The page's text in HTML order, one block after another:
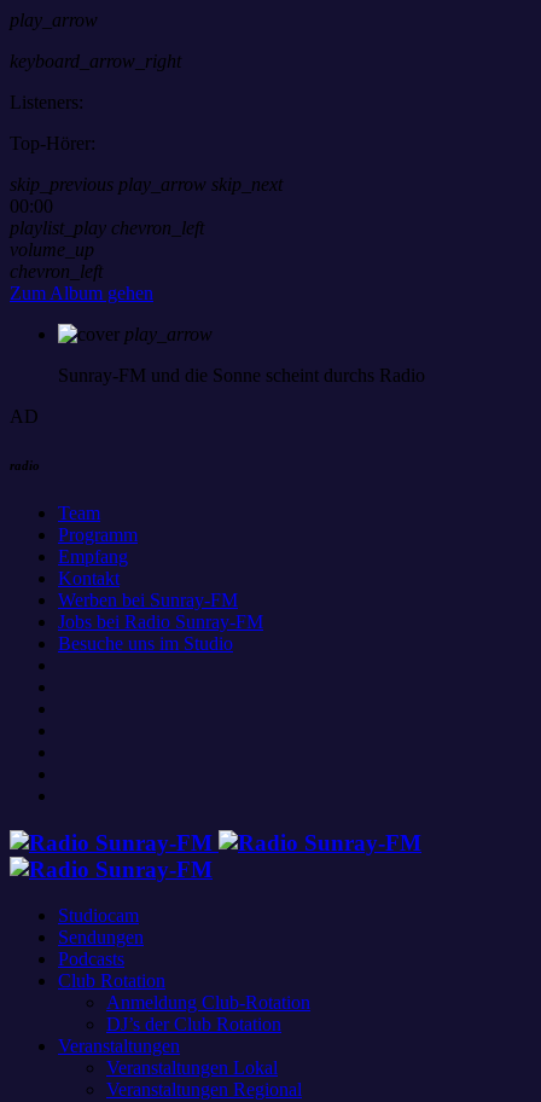
play_arrow
keyboard_arrow_right
Listeners:
Top-Hörer:
skip_previous play_arrow skip_next
00:00
playlist_play chevron_left
volume_up
chevron_left
Zum Album gehen
play_arrow
Sunray-FM und die Sonne scheint durchs Radio
AD
radio
Team
Programm
Empfang
Kontakt
Werben bei Sunray-FM
Jobs bei Radio Sunray-FM
Besuche uns im Studio
Studiocam
Sendungen
Podcasts
Club Rotation
Anmeldung Club-Rotation
DJ’s der Club Rotation
Veranstaltungen
Veranstaltungen Lokal
Veranstaltungen Regional